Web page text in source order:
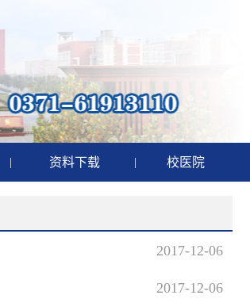
| 资料下载 | 校医院
2017-12-06
2017-12-06